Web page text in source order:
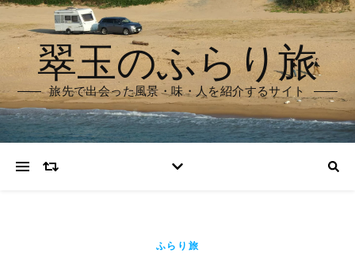
翠玉のふらり旅
旅先で出会った風景・味・人を紹介するサイト
ふらり旅